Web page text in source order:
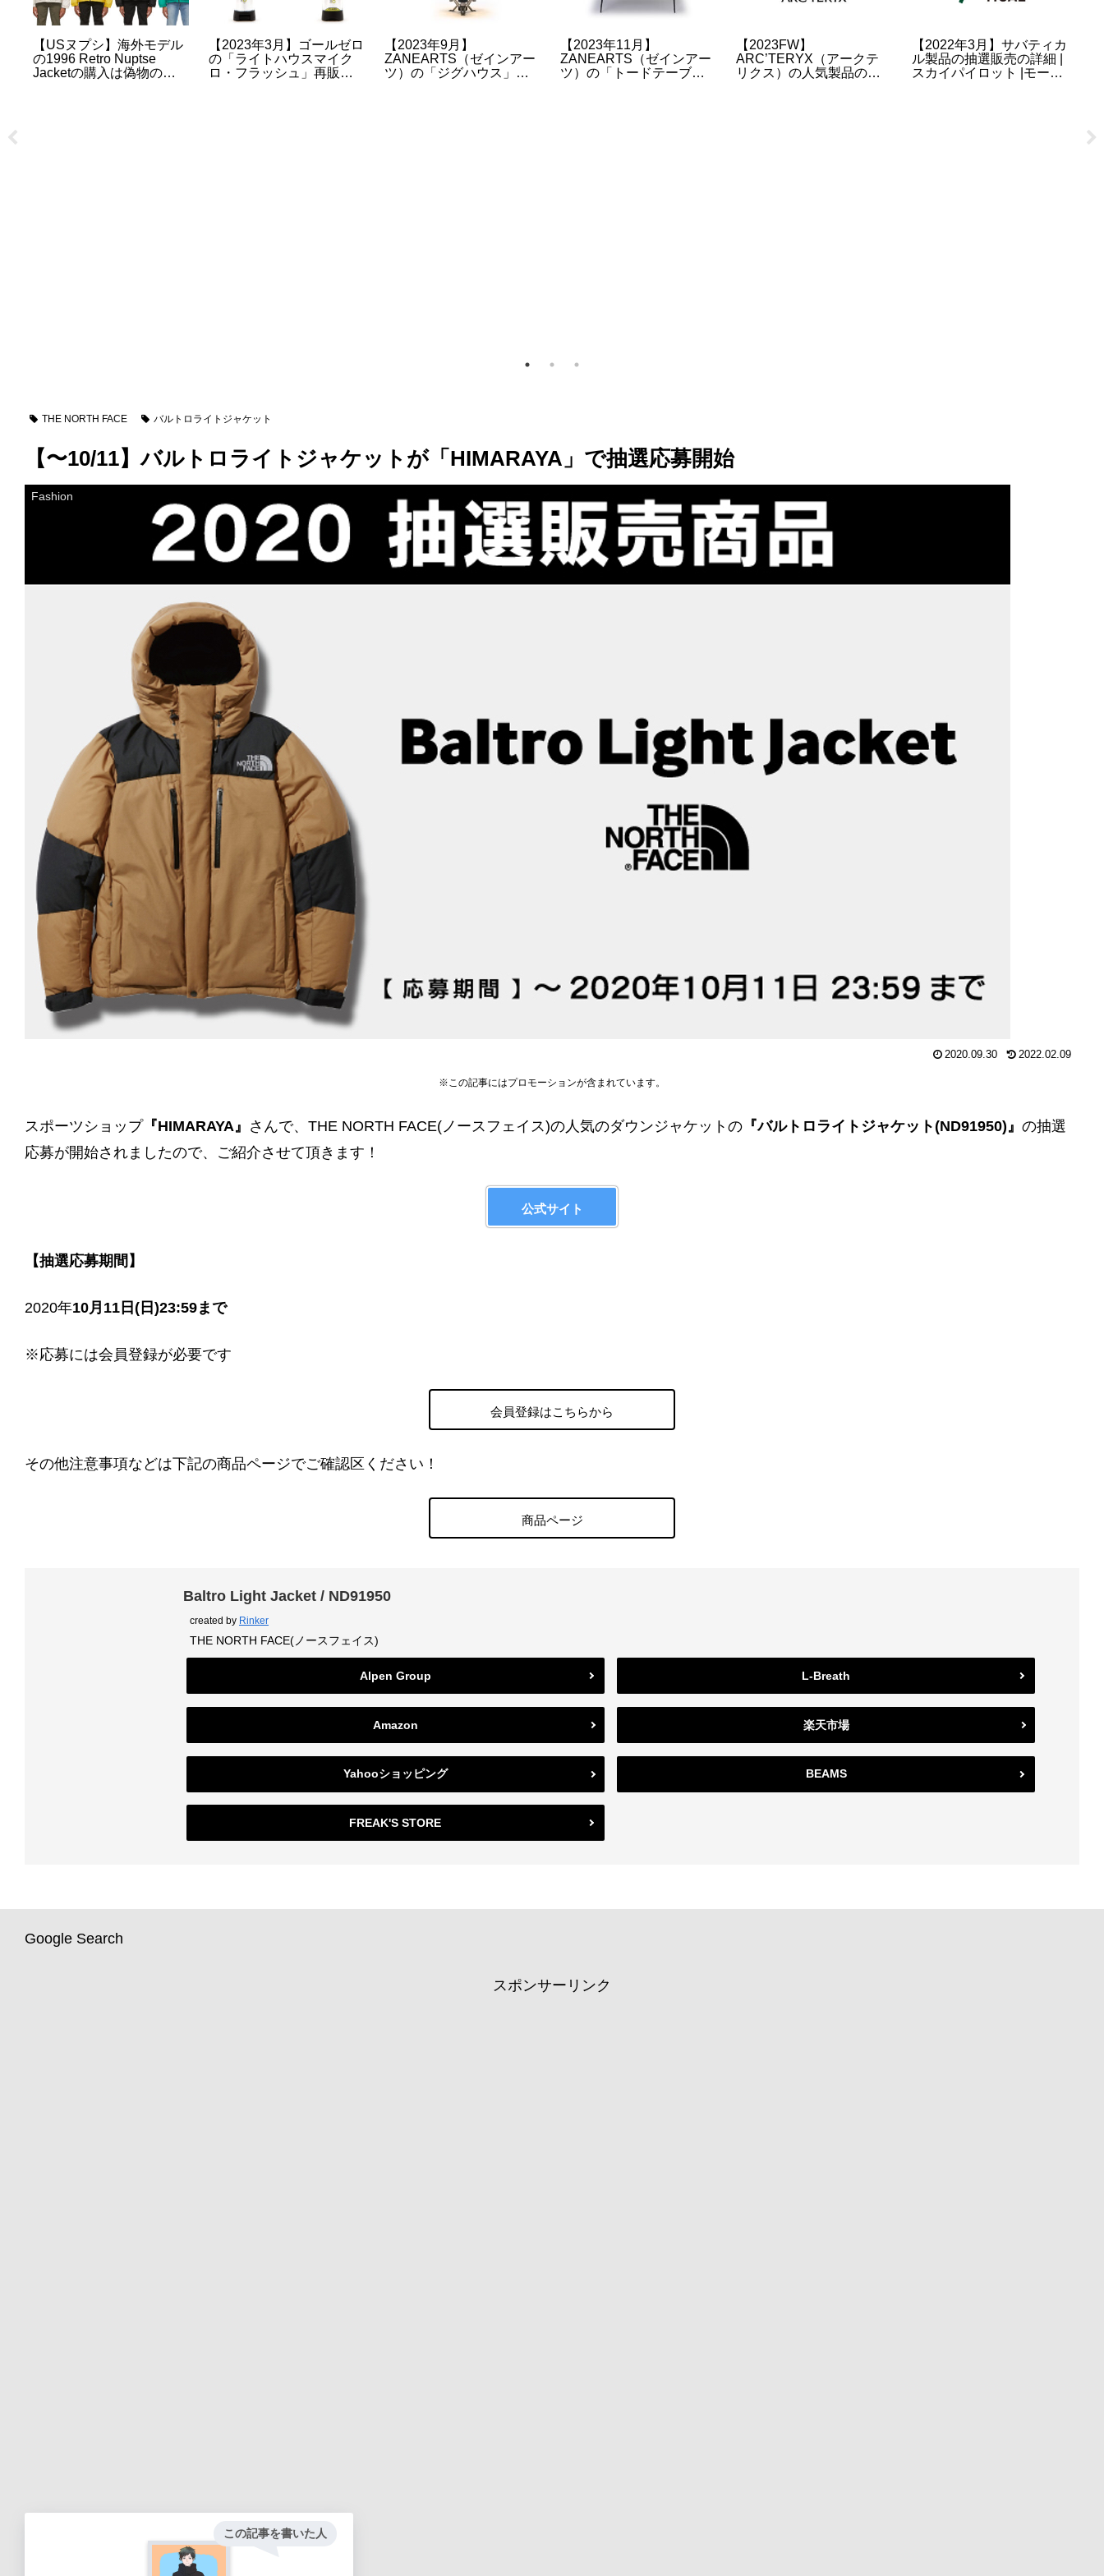
【USヌプシ】海外モデル
の1996 Retro Nuptse
Jacketの購入は偽物の心
【2023年3月】ゴールゼロ
の「ライトハウスマイク
ロ・フラッシュ」再販・
【2023年9月】
ZANEARTS（ゼインアー
ツ）の「ジグハウス」の
【2023年11月】
ZANEARTS（ゼインアー
ツ）の「トードテーブ
【2023FW】
ARC’TERYX（アークテ
リクス）の人気製品の予
【2022年3月】サバティカ
ル製品の抽選販売の詳細 |
スカイパイロット |モーニ
THE NORTH FACE バルトロライトジャケット
【〜10/11】バルトロライトジャケットが「HIMARAYA」で抽選応募開始
Fashion
2020.09.30 2022.02.09
※この記事にはプロモーションが含まれています。
スポーツショップ『HIMARAYA』 さんで、THE NORTH FACE(ノースフェイス)の人気のダウンジャケットの 『バルトロライトジャケット(ND91950)』 の抽選
応募が開始されましたので、ご紹介させて頂きます！
公式サイト
【抽選応募期間】
2020年10月11日(日)23:59まで
※応募には会員登録が必要です
会員登録はこちらから
その他注意事項などは下記の商品ページでご確認区ください！
商品ページ
Baltro Light Jacket / ND91950
created by Rinker
THE NORTH FACE(ノースフェイス)
Alpen Group L-Breath
Amazon 楽天市場
Yahooショッピング BEAMS
FREAK'S STORE
Google Search
スポンサーリンク
この記事を書いた人